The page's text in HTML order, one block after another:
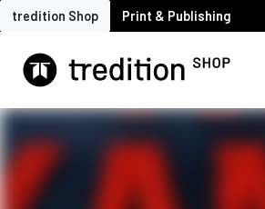
tredition Shop Print & Publishing